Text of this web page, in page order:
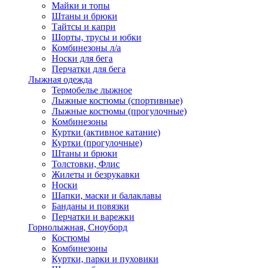
Майки и топы
Штаны и брюки
Тайтсы и капри
Шорты, трусы и юбки
Комбинезоны л/а
Носки для бега
Перчатки для бега
Лыжная одежда
Термобелье лыжное
Лыжные костюмы (спортивные)
Лыжные костюмы (прогулочные)
Комбинезоны
Куртки (активное катание)
Куртки (прогулочные)
Штаны и брюки
Толстовки, Флис
Жилеты и безрукавки
Носки
Шапки, маски и балаклавы
Банданы и повязки
Перчатки и варежки
Горнолыжная, Сноуборд
Костюмы
Комбинезоны
Куртки, парки и пуховики